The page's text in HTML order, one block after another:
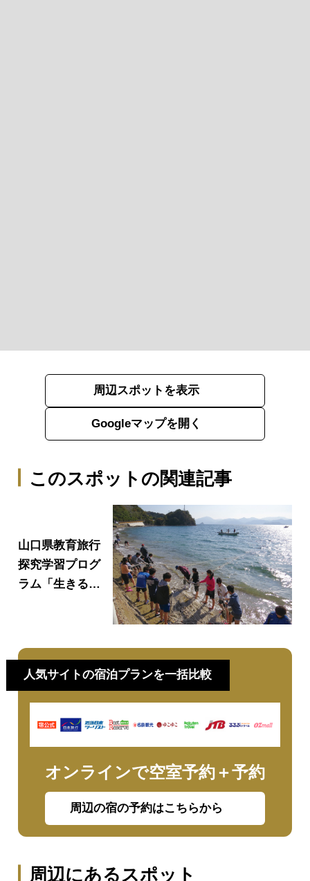
このスポットの関連記事
山口県教育旅行
探究学習プログ
ラム「生きる力
周辺スポットを表示
Googleマップを開く
人気サイトの宿泊プランを一括比較
オンラインで空室予約＋予約
周辺の宿の予約はこちらから
周辺にあるスポット